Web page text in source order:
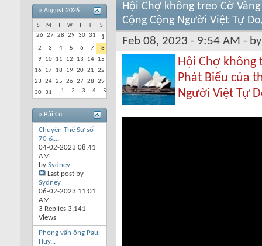
» August 2026
S M W F S
26 27 28 29 30 31
1
2
3 4 5 6 7
8
9
10 11 12 13 14
15
16
17 18 19 20 21
22
23
24 25 26 27 28
29
30 31 1 2 3 4 5
» Bài Cũ
Chuyện Thế Sự số
70 &...
04-02-2023 08:41
AM
by Sydney
Last post by
Sydney
06-02-2023 11:01
AM
3 Replies 3,141
Views
Phỏng vấn ông Paul
Huy...
Hội Chợ không treo Cờ
Cộng Cộng Người Việt Tự
Feb 08, 2023 - 9:54 AM -
Hội Chợ không
Phát Biểu của
Người Việt Tự